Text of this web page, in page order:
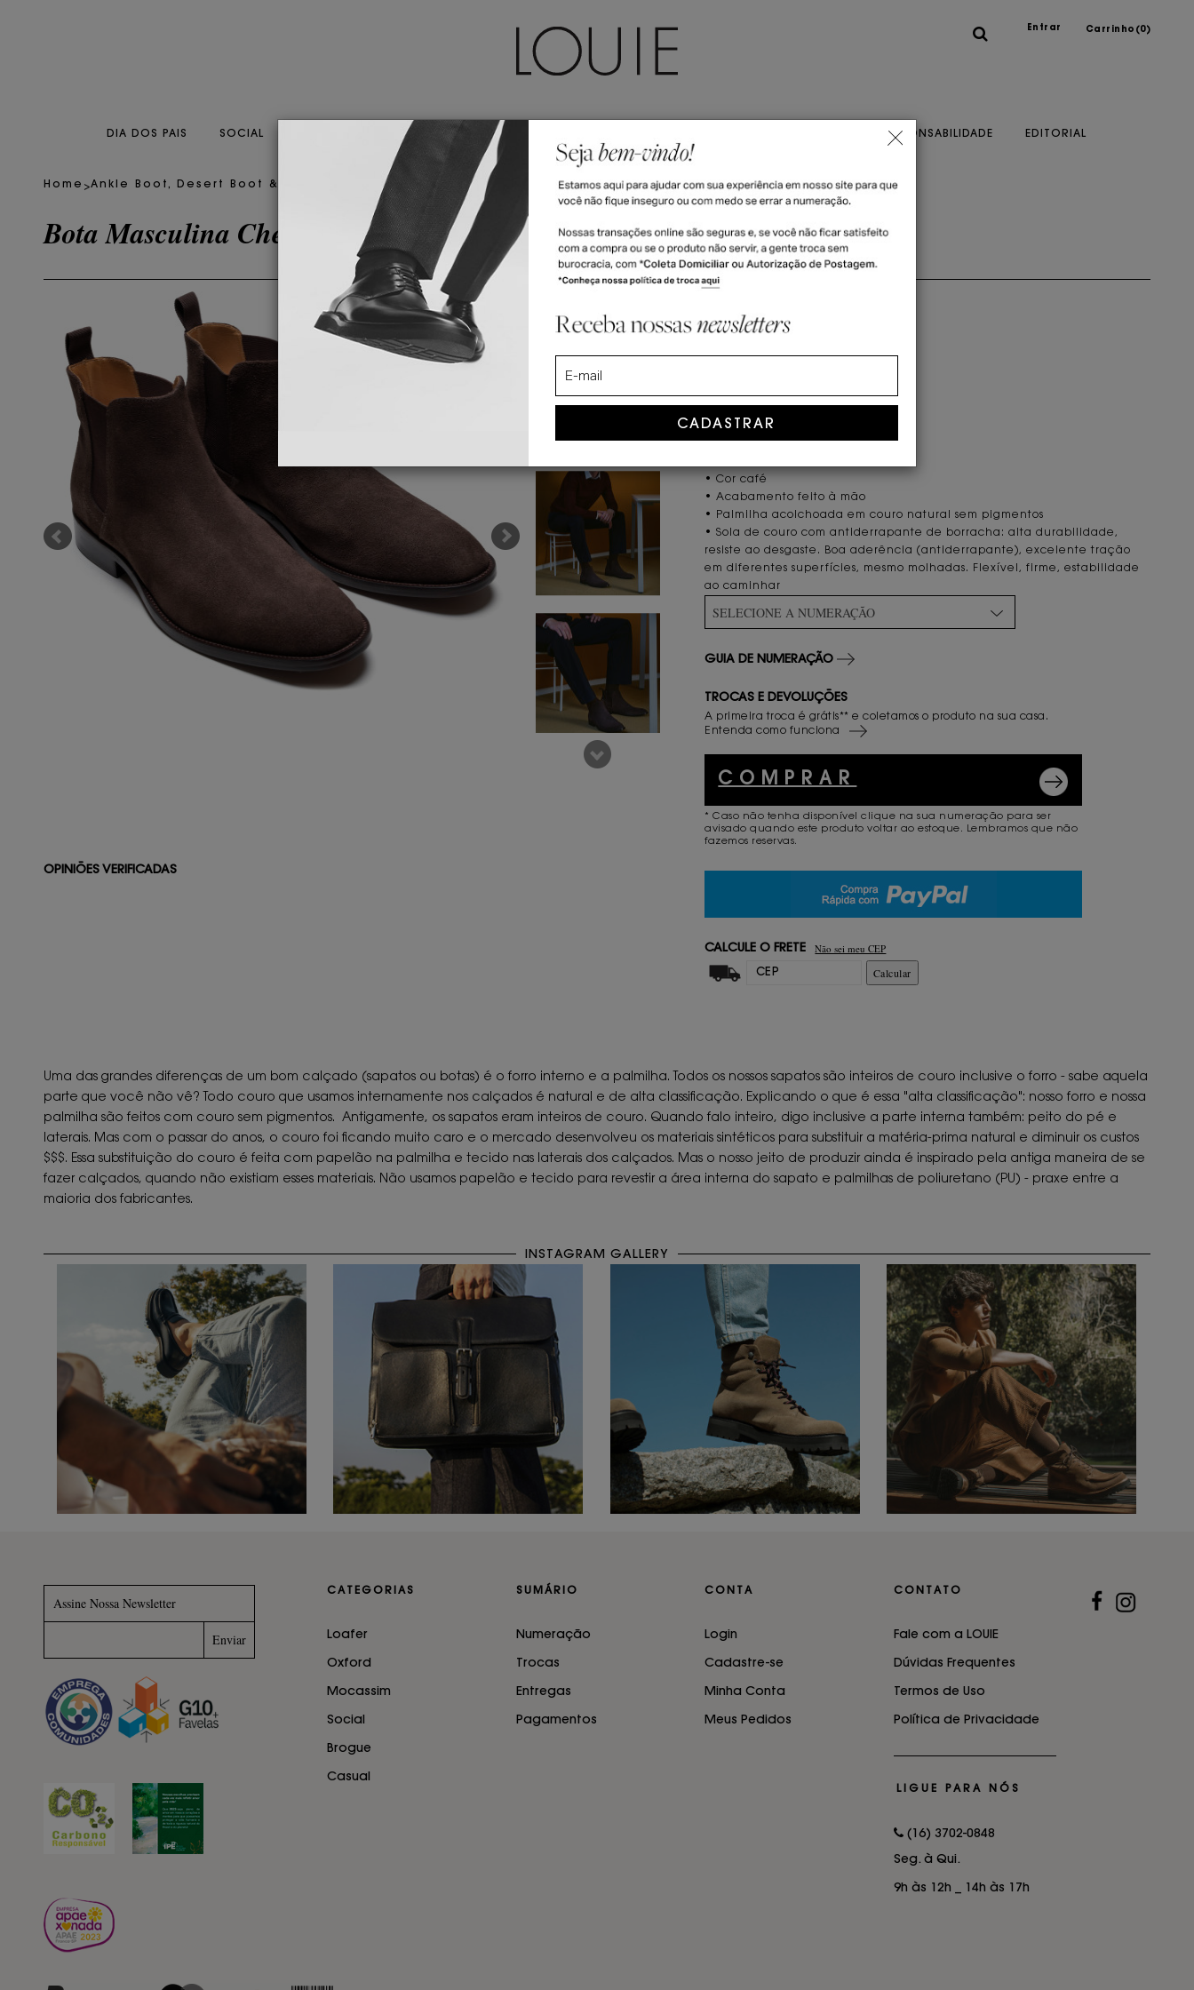
Entrar Carrinho( 0)
DIA DOS PAIS SOCIAL COLEÇÕES ACESSÓRIOS RESPONSABILIDADE EDITORIAL
Home >Ankle Boot, Desert Boot & Chukka Boot Masculino Bota Masculina Chelsea Moscova
Bota Masculina Chelsea Moscova
OPINIÕES VERIFICADAS
R$ 1.730
6x R$ 288,33 no cartão
CARACTERÍSTICAS E DETALHES
• Couro camurça tipo exportação
• Cor café
• Acabamento feito à mão
• Palmilha acolchoada em couro natural sem pigmentos
• Sola de couro com antiderrapante de borracha: alta durabilidade,
resiste ao desgaste. Boa aderência (antiderrapante), excelente tração
em diferentes superfícies, mesmo molhadas. Flexível, firme, estabilidade
ao caminhar
SELECIONE A NUMERAÇÃO
GUIA DE NUMERAÇÃO
TROCAS E DEVOLUÇÕES
A primeira troca é grátis** e coletamos o produto na sua casa.
Entenda como funciona
COMPRAR
* Caso não tenha disponível clique na sua numeração para ser
avisado quando este produto voltar ao estoque. Lembramos que não
fazemos reservas.
CALCULE O FRETE Não sei meu CEP
Calcular
Uma das grandes diferenças de um bom calçado (sapatos ou botas) é o forro interno e a palmilha. Todos os nossos sapatos são inteiros de couro inclusive o forro - sabe aquela
parte que você não vê? Todo couro que usamos internamente nos calçados é natural e de alta classificação. Explicando o que é essa "alta classificação": nosso forro e nossa
palmilha são feitos com couro sem pigmentos. Antigamente, os sapatos eram inteiros de couro. Quando falo inteiro, digo inclusive a parte interna também: peito do pé e
laterais. Mas com o passar do anos, o couro foi ficando muito caro e o mercado desenvolveu os materiais sintéticos para substituir a matéria-prima natural e diminuir os custos
$$$. Essa substituição do couro é feita com papelão na palmilha e tecido nas laterais dos calçados. Mas o nosso jeito de produzir ainda é inspirado pela antiga maneira de se
fazer calçados, quando não existiam esses materiais. Não usamos papelão e tecido para revestir a área interna do sapato e palmilhas de poliuretano (PU) - praxe entre a
maioria dos fabricantes.
INSTAGRAM GALLERY
Assine Nossa Newsletter
CATEGORIAS
Loafer
Oxford
Mocassim
Social
Brogue
Casual
SUMÁRIO
Numeração
Trocas
Entregas
Pagamentos
CONTA
Login
Cadastre-se
Minha Conta
Meus Pedidos
CONTATO
Fale com a LOUIE
Dúvidas Frequentes
Termos de Uso
Política de Privacidade
LIGUE PARA NÓS
(16) 3702-0848
Seg. à Qui.
9h às 12h _ 14h às 17h